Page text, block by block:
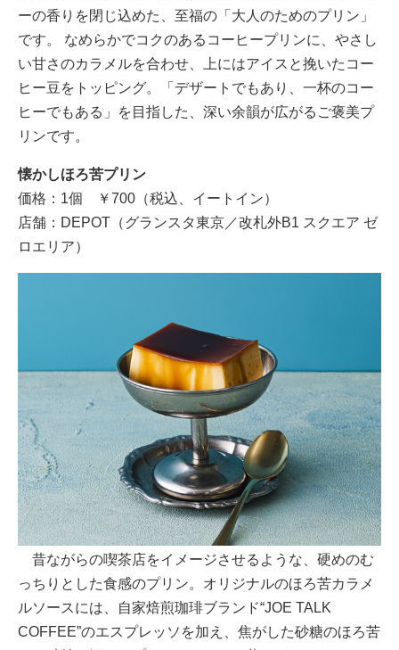
ーの香りを閉じ込めた、至福の「大人のためのプリン」
です。 なめらかでコクのあるコーヒープリンに、やさし
い甘さのカラメルを合わせ、上にはアイスと挽いたコー
ヒー豆をトッピング。「デザートでもあり、一杯のコー
ヒーでもある」を目指した、深い余韻が広がるご褒美プ
リンです。
懐かしほろ苦プリン
価格：1個 ￥700（税込、イートイン）
店舗：DEPOT（グランスタ東京／改札外B1 スクエア ゼ
ロエリア）
昔ながらの喫茶店をイメージさせるような、硬めのむ
っちりとした食感のプリン。オリジナルのほろ苦カラメ
ルソースには、自家焙煎珈琲ブランド“JOE TALK
COFFEE”のエスプレッソを加え、焦がした砂糖のほろ苦